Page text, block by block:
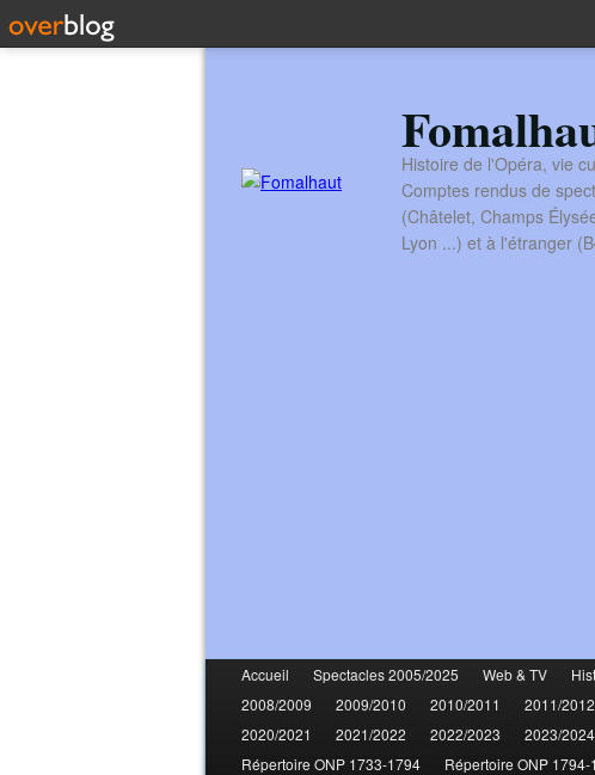
Histoire de l'Opéra, vie
Comptes rendus de
(Châtelet, Champs
Lyon ...) et à l'étranger
Accueil Spectacles 2005/2025 Web & TV
2008/2009
2009/2010 2010/2011 2011/2012
2020/2021
2021/2022 2022/2023 2023/2024
Répertoire ONP 1733-1794
Répertoire ONP 1794-